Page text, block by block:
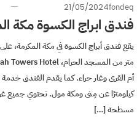
21/05/2024fondeq
فندق ابراج الكسوة مكة
كيلومترًا عن مِنى ومكة مول. تحتوي جميع
مسطحة […]